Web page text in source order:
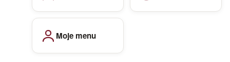
Moje menu